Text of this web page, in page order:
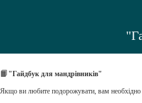
📙 "Гайдбук для мандрівників"
Якщо ви любите подорожувати, вам